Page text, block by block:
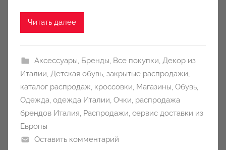
Читать далее
Аксессуары Бренды Все покупки Декор из
Италии Детская обувь закрытые распродажи
каталог распродаж кроссовки Магазины Обувь
Одежда одежда Италии Очки распродажа
брендов Италия Распродажи сервис доставки из
Европы
Оставить комментарий